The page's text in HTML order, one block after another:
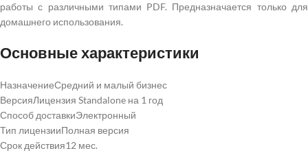
работы с различными типами PDF. Предназначается только для
домашнего использования.
Основные характеристики
НазначениеСредний и малый бизнес
ВерсияЛицензия Standalone на 1 год
Способ доставкиЭлектронный
Тип лицензииПолная версия
Срок действия12 мес.